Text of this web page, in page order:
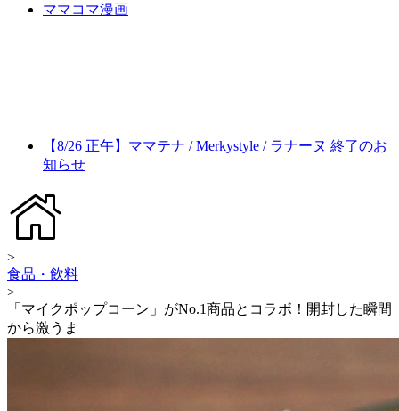
ママコマ漫画
【8/26 正午】ママテナ / Merkystyle / ラナーヌ 終了のお
知らせ
>
食品・飲料
>
「マイクポップコーン」がNo.1商品とコラボ！開封した瞬間
から激うま